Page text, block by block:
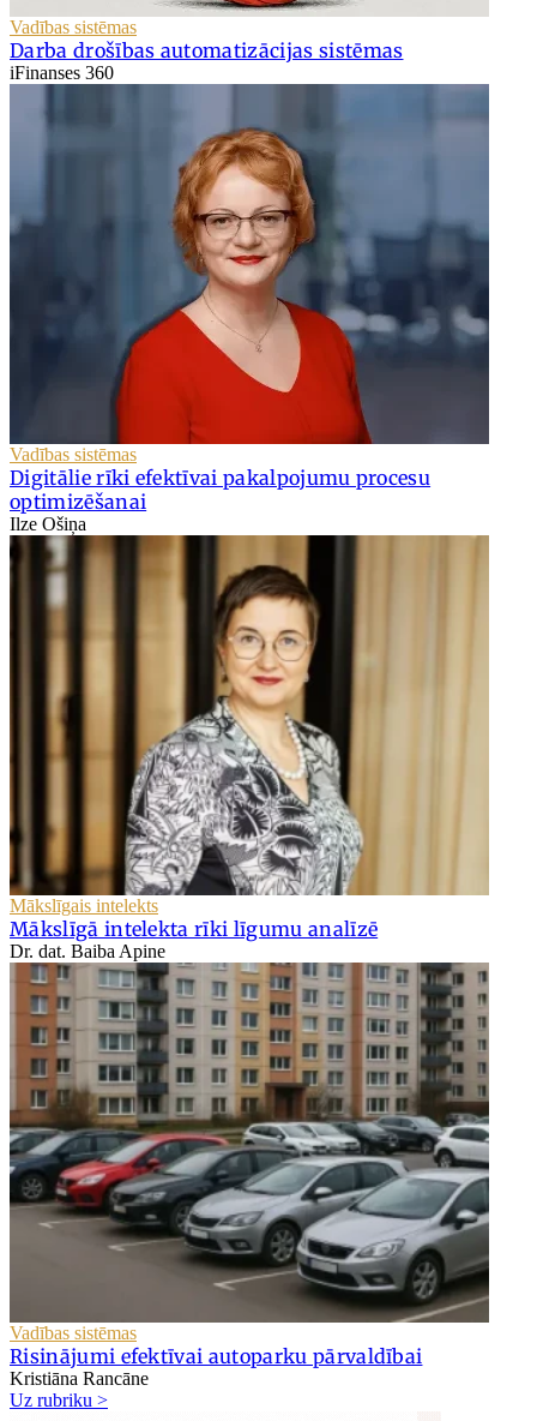
Vadības sistēmas
Darba drošības automatizācijas sistēmas
iFinanses 360
Vadības sistēmas
Digitālie rīki efektīvai pakalpojumu procesu
optimizēšanai
Ilze Ošiņa
Mākslīgais intelekts
Mākslīgā intelekta rīki līgumu analīzē
Dr. dat. Baiba Apine
Vadības sistēmas
Risinājumi efektīvai autoparku pārvaldībai
Kristiāna Rancāne
Uz rubriku >